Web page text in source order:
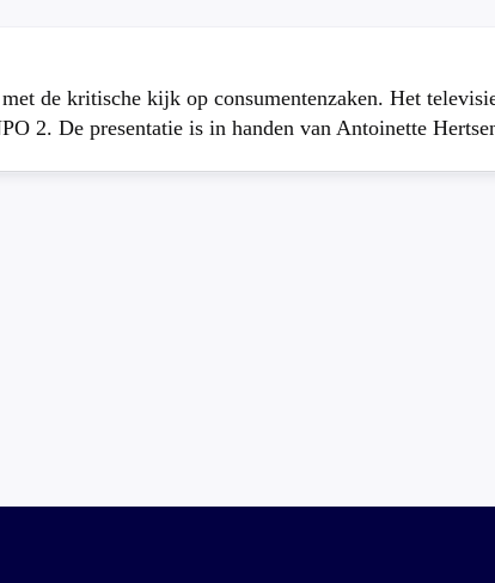
de kritische kijk op consumentenzaken. Het
2. De presentatie is in handen van Antoinette